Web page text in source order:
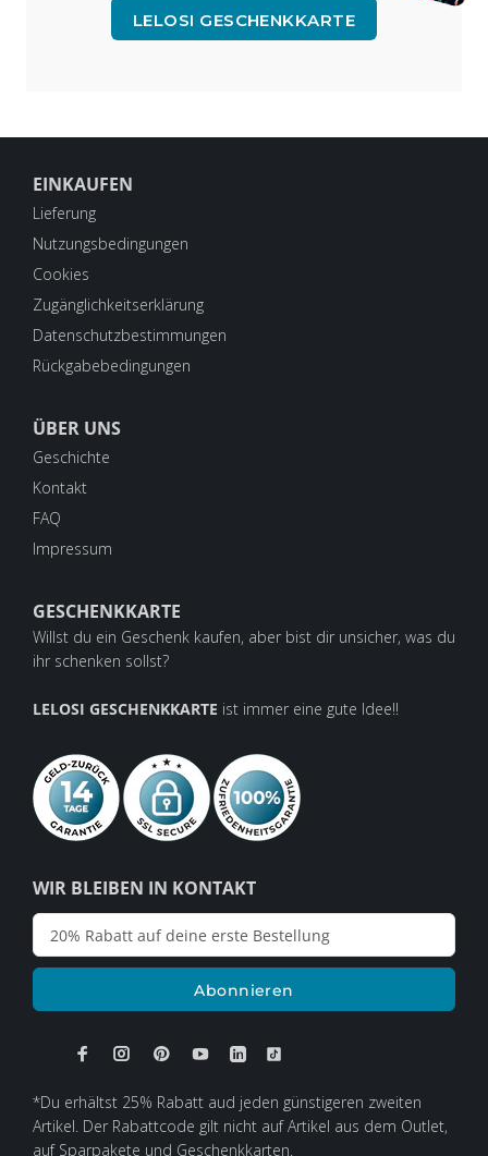
LELOSI GESCHENKKARTE
WIR BLEIBEN IN KONTAKT
Abonnieren
EINKAUFEN
Lieferung
Nutzungsbedingungen
Cookies
Zugänglichkeitserklärung
Datenschutzbestimmungen
Rückgabebedingungen
ÜBER UNS
Geschichte
Kontakt
FAQ
Impressum
GESCHENKKARTE
Willst du ein Geschenk kaufen, aber bist dir unsicher, was du
ihr schenken sollst?
LELOSI GESCHENKKARTE ist immer eine gute Idee!!
*Du erhältst 25% Rabatt aud jeden günstigeren zweiten
Artikel. Der Rabattcode gilt nicht auf Artikel aus dem Outlet,
auf Sparpakete und Geschenkkarten.